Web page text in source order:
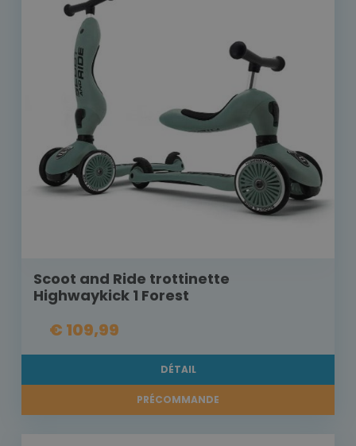
Scoot and Ride trottinette
Highwaykick 1 Forest
€ 109,99
DÉTAIL
PRÉCOMMANDE